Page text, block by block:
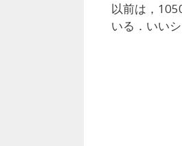
以前は，
いる．いい